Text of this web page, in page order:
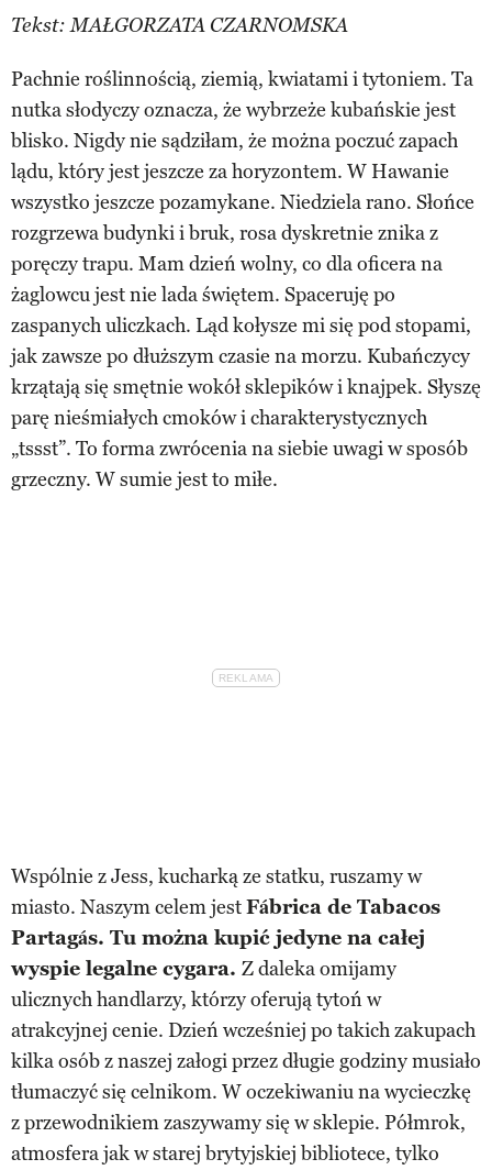
Tekst: MAŁGORZATA CZARNOMSKA
Pachnie roślinnością, ziemią, kwiatami i tytoniem. Ta
nutka słodyczy oznacza, że wybrzeże kubańskie jest
blisko. Nigdy nie sądziłam, że można poczuć zapach
lądu, który jest jeszcze za horyzontem. W Hawanie
wszystko jeszcze pozamykane. Niedziela rano. Słońce
rozgrzewa budynki i bruk, rosa dyskretnie znika z
poręczy trapu. Mam dzień wolny, co dla oficera na
żaglowcu jest nie lada świętem. Spaceruję po
zaspanych uliczkach. Ląd kołysze mi się pod stopami,
jak zawsze po dłuższym czasie na morzu. Kubańczycy
krzątają się smętnie wokół sklepików i knajpek. Słyszę
parę nieśmiałych cmoków i charakterystycznych
„tssst”. To forma zwrócenia na siebie uwagi w sposób
grzeczny. W sumie jest to miłe.
Wspólnie z Jess, kucharką ze statku, ruszamy w
miasto. Naszym celem jestFábrica de Tabacos
Partagás. Tu można kupić jedyne na całej
wyspie legalne cygara. Z daleka omijamy
ulicznych handlarzy, którzy oferują tytoń w
atrakcyjnej cenie. Dzień wcześniej po takich zakupach
kilka osób z naszej załogi przez długie godziny musiało
tłumaczyć się celnikom. W oczekiwaniu na wycieczkę
z przewodnikiem zaszywamy się w sklepie. Półmrok,
atmosfera jak w starej brytyjskiej bibliotece, tylko